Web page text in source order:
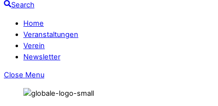
Search
Home
Veranstaltungen
Verein
Newsletter
Close Menu